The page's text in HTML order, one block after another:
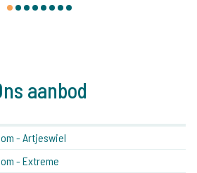
1 2 3 4 5 6 7 8
aanbod
- Artjeswiel
- Extreme